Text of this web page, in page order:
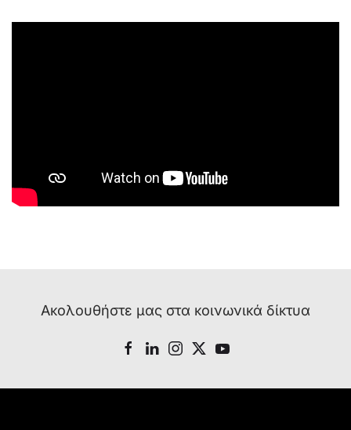
Ακολουθήστε μας στα κοινωνικά δίκτυα